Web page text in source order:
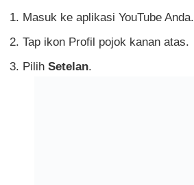
Masuk ke aplikasi YouTube Anda.
Tap ikon Profil pojok kanan atas.
Pilih Setelan.